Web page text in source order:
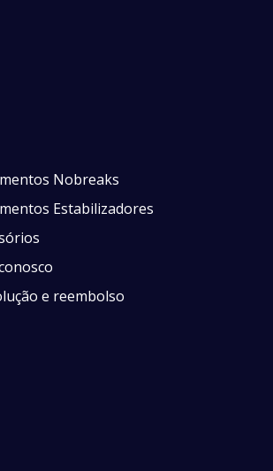
Nobreaks
Estabilizadores
e reembolso